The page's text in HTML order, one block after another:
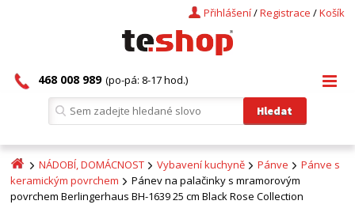
Košík
/
Registrace
/
Přihlášení
468 008 989 (po-pá: 8-17 hod.)
NÁDOBÍ, DOMÁCNOST Vybavení kuchyně Pánve
Pánve s
keramickým povrchem
Pánev na palačinky s mramorovým
povrchem Berlingerhaus BH-1639 25 cm Black Rose Collection